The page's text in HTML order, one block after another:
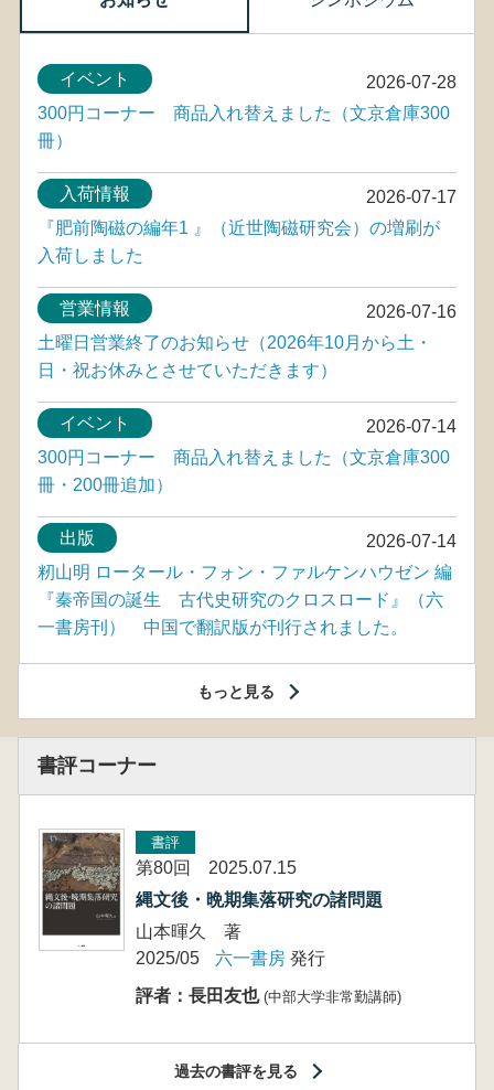
2026-07-28
イベント
300円コーナー 商品入れ替えました（文京倉庫300
冊）
2026-07-17
入荷情報
『肥前陶磁の編年1 』（近世陶磁研究会）の増刷が
入荷しました
2026-07-16
営業情報
土曜日営業終了のお知らせ（2026年10月から土・
日・祝お休みとさせていただきます）
2026-07-14
イベント
300円コーナー 商品入れ替えました（文京倉庫300
冊・200冊追加）
2026-07-14
出版
籾山明 ロータール・フォン・ファルケンハウゼン 編
『秦帝国の誕生 古代史研究のクロスロード』（六
一書房刊） 中国で翻訳版が刊行されました。
もっと見る
書評コーナー
書評
第80回 2025.07.15
縄文後・晩期集落研究の諸問題
山本暉久 著
2025/05
六一書房 発行
評者：長田友也 (中部大学非常勤講師)
過去の書評を見る